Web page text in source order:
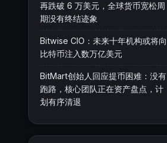
再跌破 6 万美元，全球货币宽松周
期没有终结迹象
Bitwise CIO：未来十年机构或将向
比特币注入数万亿美元
BitMart创始人回应提币困难：没有
跑路，核心团队正在资产盘点，计
划有序清退